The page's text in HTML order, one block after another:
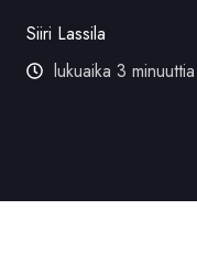
Siiri Lassila
lukuaika 3 minuuttia